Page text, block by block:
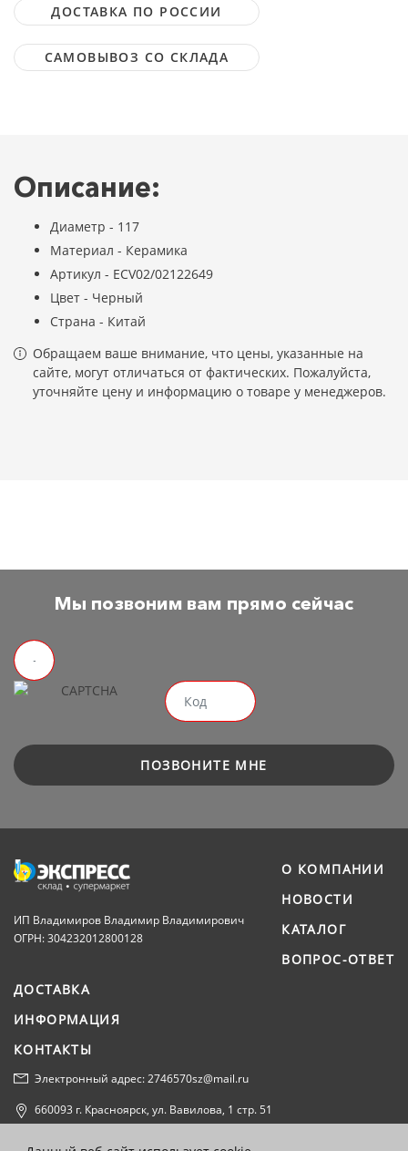
ДОСТАВКА ПО РОССИИ
САМОВЫВОЗ СО СКЛАДА
Описание:
Диаметр - 117
Материал - Керамика
Артикул - ECV02/02122649
Цвет - Черный
Страна - Китай
Обращаем ваше внимание, что цены, указанные на
сайте, могут отличаться от фактических. Пожалуйста,
уточняйте цену и информацию о товаре у менеджеров.
Мы позвоним вам прямо сейчас
ПОЗВОНИТЕ МНЕ
ИП Владимиров Владимир Владимирович
ОГРН: 304232012800128
О КОМПАНИИ
НОВОСТИ
КАТАЛОГ
ВОПРОС-ОТВЕТ
ДОСТАВКА
ИНФОРМАЦИЯ
КОНТАКТЫ
Электронный адрес: 2746570sz@mail.ru
660093 г. Красноярск, ул. Вавилова, 1 стр. 51